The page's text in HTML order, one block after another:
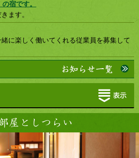
宿です。
ます。
に楽しく働いてくれる従業員を募集して